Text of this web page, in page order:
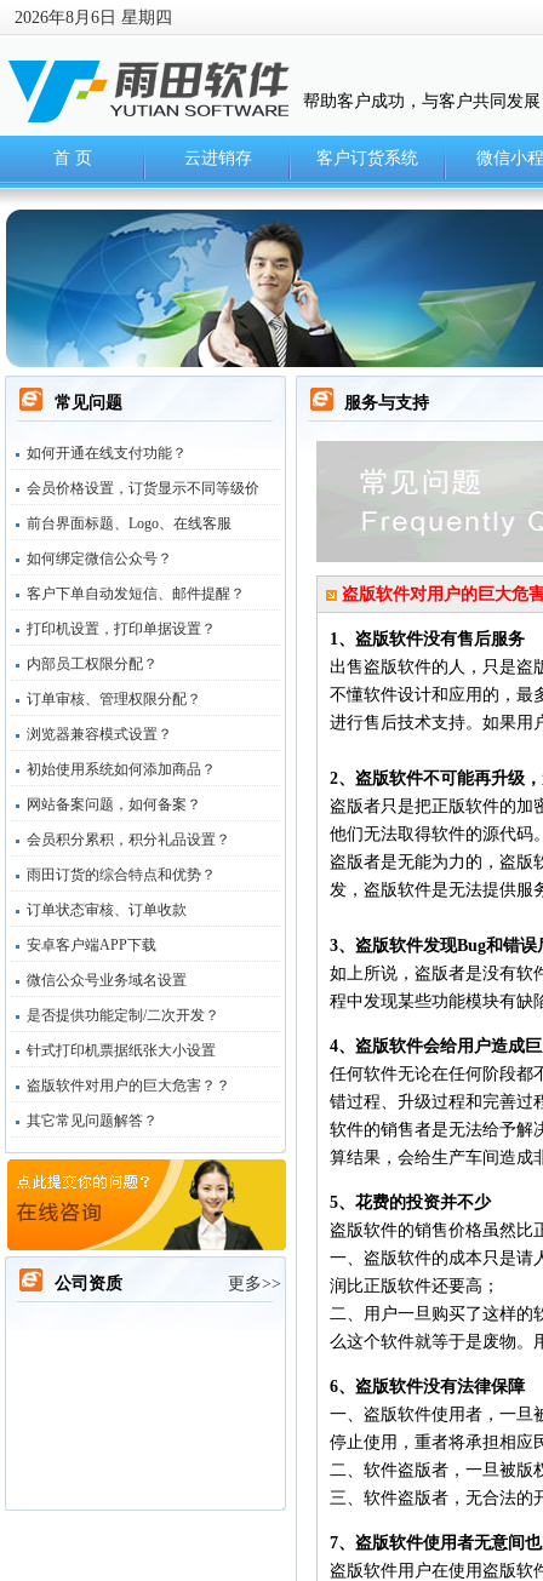
2026年8月6日 星期四
帮助客户成功，与客户共同发
首 页 云进销存 客户订货系统 微信小
常见问题
如何开通在线支付功能？
会员价格设置，订货显示不同等级价
前台界面标题、Logo、在线客服
如何绑定微信公众号？
客户下单自动发短信、邮件提醒？
打印机设置，打印单据设置？
内部员工权限分配？
订单审核、管理权限分配？
浏览器兼容模式设置？
初始使用系统如何添加商品？
网站备案问题，如何备案？
会员积分累积，积分礼品设置？
雨田订货的综合特点和优势？
订单状态审核、订单收款
安卓客户端APP下载
微信公众号业务域名设置
是否提供功能定制/二次开发？
针式打印机票据纸张大小设置
盗版软件对用户的巨大危害？？
其它常见问题解答？
公司资质 更多>>
服务与支持
盗版软件对用户的巨大危
1、盗版软件没有售后服务
出售盗版软件的人，只是盗
不懂软件设计和应用的，最
进行售后技术支持。如果用
2、盗版软件不可能再升级
盗版者只是把正版软件的加
他们无法取得软件的源代码
盗版者是无能为力的，盗版
发，盗版软件是无法提供服
3、盗版软件发现Bug和错
如上所说，盗版者是没有软
程中发现某些功能模块有缺
4、盗版软件会给用户造成
任何软件无论在任何阶段都
错过程、升级过程和完善过
软件的销售者是无法给予解
算结果，会给生产车间造成
5、花费的投资并不少
盗版软件的销售价格虽然比
一、盗版软件的成本只是请
润比正版软件还要高；
二、用户一旦购买了这样的
么这个软件就等于是废物。
6、盗版软件没有法律保障
一、盗版软件使用者，一旦
停止使用，重者将承担相应
二、软件盗版者，一旦被版
三、软件盗版者，无合法的
7、盗版软件使用者无意间
盗版软件用户在使用盗版软